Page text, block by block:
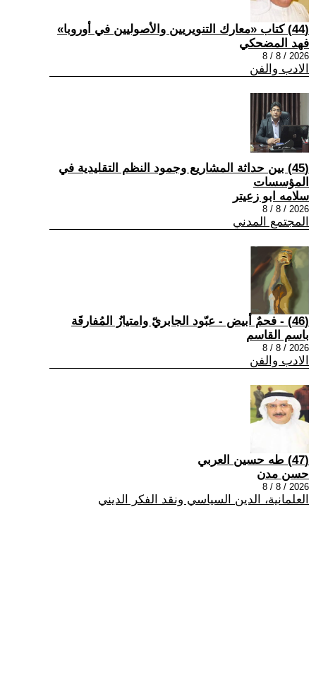
(44) كتاب «معارك التنويريين والأصوليين في أوروبا»
فهد المضحكي
2026 / 8 / 8
الادب والفن
(45) بين حداثة المشاريع وجمود النظم التقليدية في
المؤسسات
سلامه ابو زعيتر
2026 / 8 / 8
المجتمع المدني
(46) - فحمٌ أبيض - عبّود الجابريّ وامتيازُ المُفارقَة
باسم القاسم
2026 / 8 / 8
الادب والفن
(47) طه حسين العربي
حسن مدن
2026 / 8 / 8
العلمانية، الدين السياسي ونقد الفكر الديني